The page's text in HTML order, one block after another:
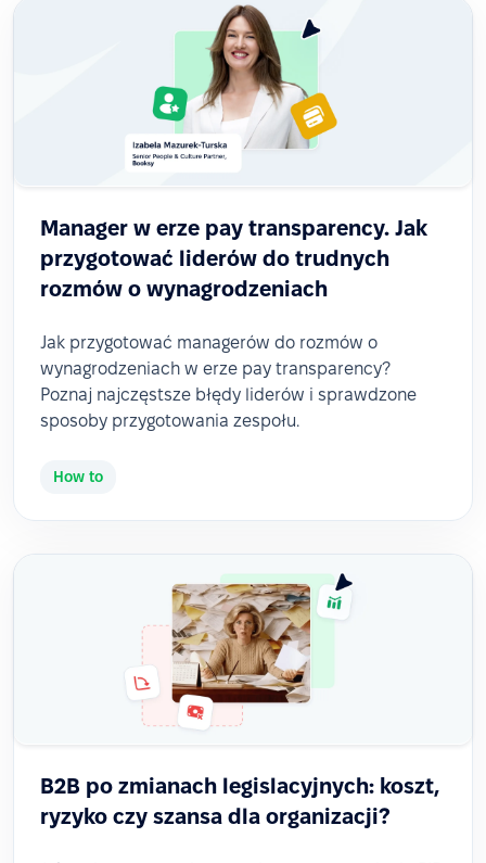
Manager w erze pay transparency. Jak
przygotować liderów do trudnych
rozmów o wynagrodzeniach
Jak przygotować managerów do rozmów o
wynagrodzeniach w erze pay transparency?
Poznaj najczęstsze błędy liderów i sprawdzone
sposoby przygotowania zespołu.
How to
B2B po zmianach legislacyjnych: koszt,
ryzyko czy szansa dla organizacji?